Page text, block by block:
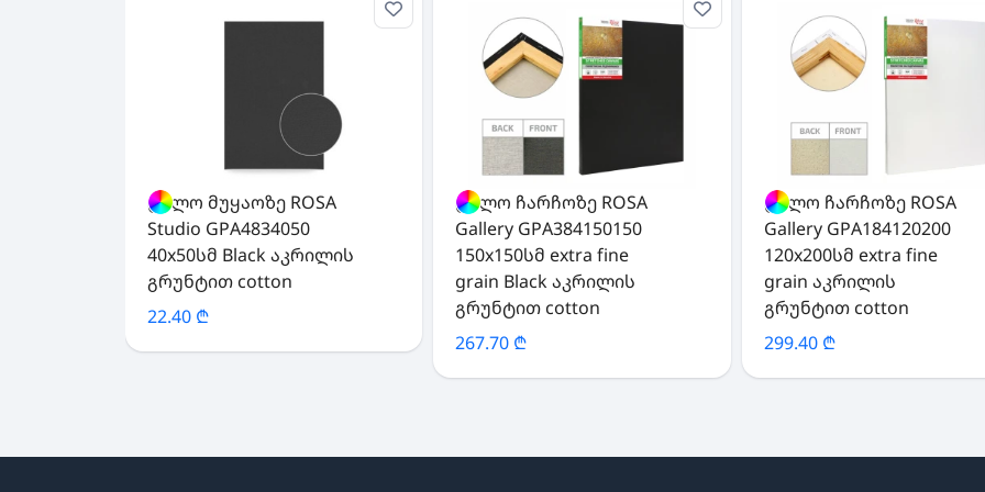
ტილო მუყაოზე ROSA
Studio GPA4834050
40x50სმ Black აკრილის
გრუნტით cotton
22.40 ₾
ტილო ჩარჩოზე ROSA
Gallery GPA384150150
150x150სმ extra fine
grain Black აკრილის
გრუნტით cotton
267.70 ₾
ტილო ჩარჩოზე ROSA
Gallery GPA184120200
120x200სმ extra fine
grain აკრილის
გრუნტით cotton
299.40 ₾